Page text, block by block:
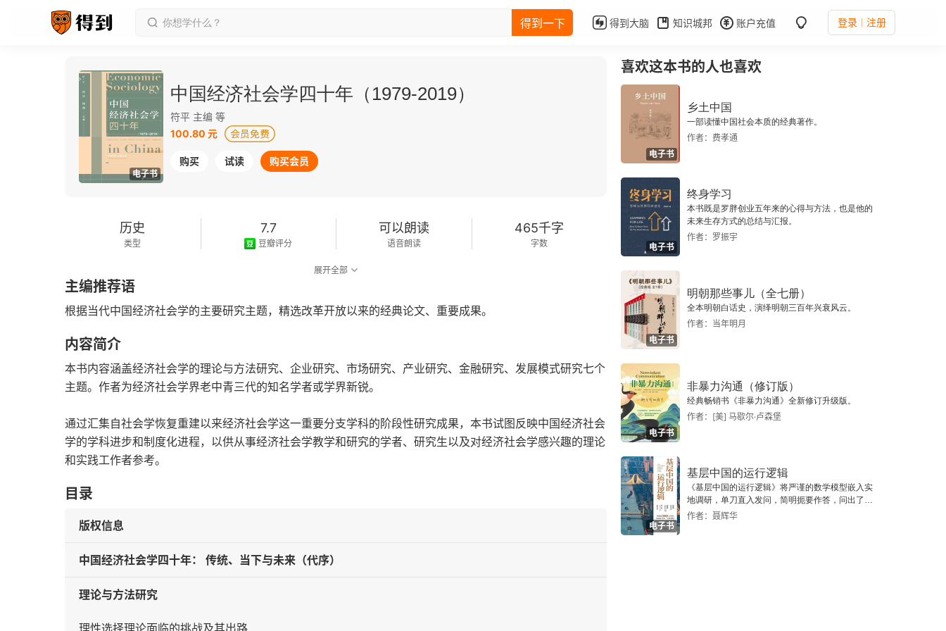
得到一下 得到大脑 知识城邦 账户充值 登录 注册
电子书
中国经济社会学四十年（1979-2019）
符平 主编 等
100.80 元
购买 试读 购买会员
历史
类型
7.7
豆瓣评分
可以朗读
语音朗读
465千字
字数
发行日期
展开全部
主编推荐语
根据当代中国经济社会学的主要研究主题，精选改革开放以来的经典论文、重要成果。
内容简介
本书内容涵盖经济社会学的理论与方法研究、企业研究、市场研究、产业研究、金融研究、发展模式研究七个
主题。作者为经济社会学界老中青三代的知名学者或学界新锐。
通过汇集自社会学恢复重建以来经济社会学这一重要分支学科的阶段性研究成果，本书试图反映中国经济社会
学的学科进步和制度化进程，以供从事经济社会学教学和研究的学者、研究生以及对经济社会学感兴趣的理论
和实践工作者参考。
目录
版权信息
中国经济社会学四十年： 传统、当下与未来（代序）
理论与方法研究
理性选择理论面临的挑战及其出路
喜欢这本书的人也喜欢
电子书
乡土中国
一部读懂中国社会本质的经典著作。
作者：费孝通
电子书
终身学习
本书既是罗胖创业五年来的心得与方法，也是他的
未来生存方式的总结与汇报。
作者：罗振宇
电子书
明朝那些事儿（全七册）
全本明朝白话史，演绎明朝三百年兴衰风云。
作者：当年明月
电子书
非暴力沟通（修订版）
经典畅销书《非暴力沟通》全新修订升级版。
作者：[美] 马歇尔·卢森堡
电子书
基层中国的运行逻辑
《基层中国的运行逻辑》将严谨的数学模型嵌入实
地调研，单刀直入发问，简明扼要作答，问出了一
个真实切近的基层中国。
作者：聂辉华